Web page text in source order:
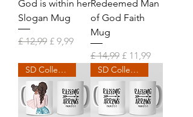
God is within her
Slogan Mug
Normale prijs
£ 12,99 Verkoopprijs
£ 9,99
Redeemed Man
of God Faith
Mug
Normale prijs
£ 14,99 Verkoopprijs
£ 11,99
SD Collection SD Collection